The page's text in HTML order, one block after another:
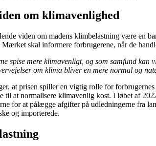
om klimavenlighed
viden om madens klimbelastning være en
skal informere forbrugerene, når de
spise mere klimavenligt, og som samfund
om klima bliver en mere normal og
at prisen spiller en vigtig rolle for
til at normalisere klimavenlig kost. I løbet af
for at pålægge afgifter på udledningerne fra
og importerede.